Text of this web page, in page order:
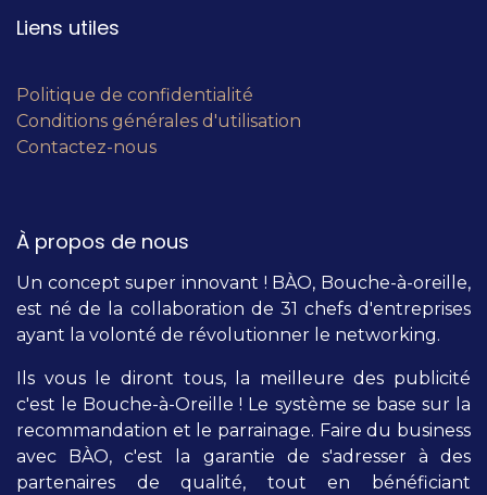
Liens utiles
Politique de confidentialité
Conditions générales d'utilisation
Contactez-nous
À propos de nous
Un concept super innovant ! BÀO, Bouche-à-oreille,
est né de la collaboration de 31 chefs d'entreprises
ayant la volonté de révolutionner le networking.
Ils vous le diront tous, la meilleure des publicité
c'est le Bouche-à-Oreille ! Le système se base sur la
recommandation et le parrainage. Faire du business
avec BÀO, c'est la garantie de s'adresser à des
partenaires de qualité, tout en bénéficiant